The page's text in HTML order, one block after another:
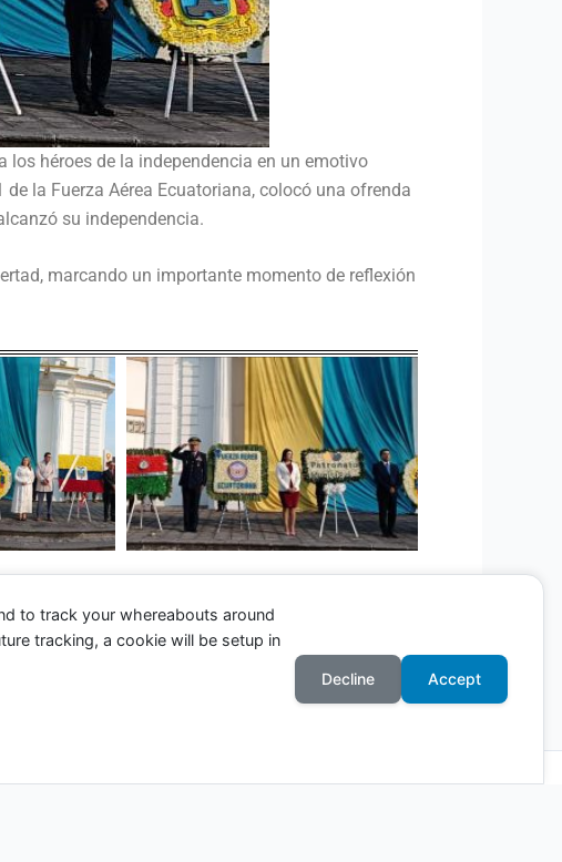
héroes de la independencia en un emotivo
la Fuerza Aérea Ecuatoriana, colocó una ofrenda
su independencia.
marcando un importante momento de reflexión
Entrada siguiente
aTema Astra para WordPress
to track your whereabouts around
tracking, a cookie will be setup in
Decline Accept